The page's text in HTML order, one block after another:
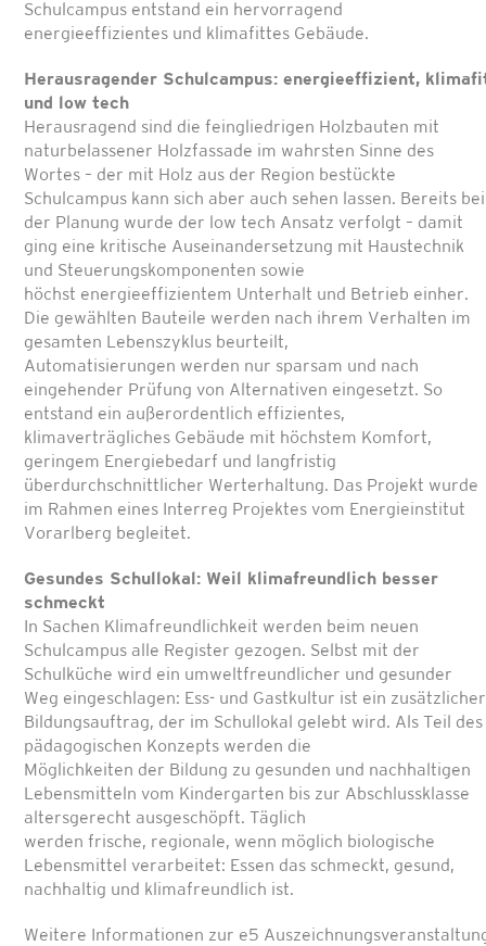
Schulcampus entstand ein hervorragend
energieeffizientes und klimafittes Gebäude.
Herausragender Schulcampus: energieeffizient,
und low tech
Herausragend sind die feingliedrigen Holzbauten mit
naturbelassener Holzfassade im wahrsten Sinne des
Wortes – der mit Holz aus der Region bestückte
Schulcampus kann sich aber auch sehen lassen. Bereits bei
der Planung wurde der low tech Ansatz verfolgt – damit
ging eine kritische Auseinandersetzung mit Haustechnik
und Steuerungskomponenten sowie
höchst energieeffizientem Unterhalt und Betrieb einher.
Die gewählten Bauteile werden nach ihrem Verhalten im
gesamten Lebenszyklus beurteilt,
Automatisierungen werden nur sparsam und nach
eingehender Prüfung von Alternativen eingesetzt. So
entstand ein außerordentlich effizientes,
klimaverträgliches Gebäude mit höchstem Komfort,
geringem Energiebedarf und langfristig
überdurchschnittlicher Werterhaltung. Das Projekt wurde
im Rahmen eines Interreg Projektes vom Energieinstitut
Vorarlberg begleitet.
Gesundes Schullokal: Weil klimafreundlich besser
schmeckt
In Sachen Klimafreundlichkeit werden beim neuen
Schulcampus alle Register gezogen. Selbst mit der
Schulküche wird ein umweltfreundlicher und gesunder
Weg eingeschlagen: Ess- und Gastkultur ist ein zusätzlicher
Bildungsauftrag, der im Schullokal gelebt wird. Als Teil des
pädagogischen Konzepts werden die
Möglichkeiten der Bildung zu gesunden und nachhaltigen
Lebensmitteln vom Kindergarten bis zur Abschlussklasse
altersgerecht ausgeschöpft. Täglich
werden frische, regionale, wenn möglich biologische
Lebensmittel verarbeitet: Essen das schmeckt, gesund,
nachhaltig und klimafreundlich ist.
Weitere Informationen zur e5